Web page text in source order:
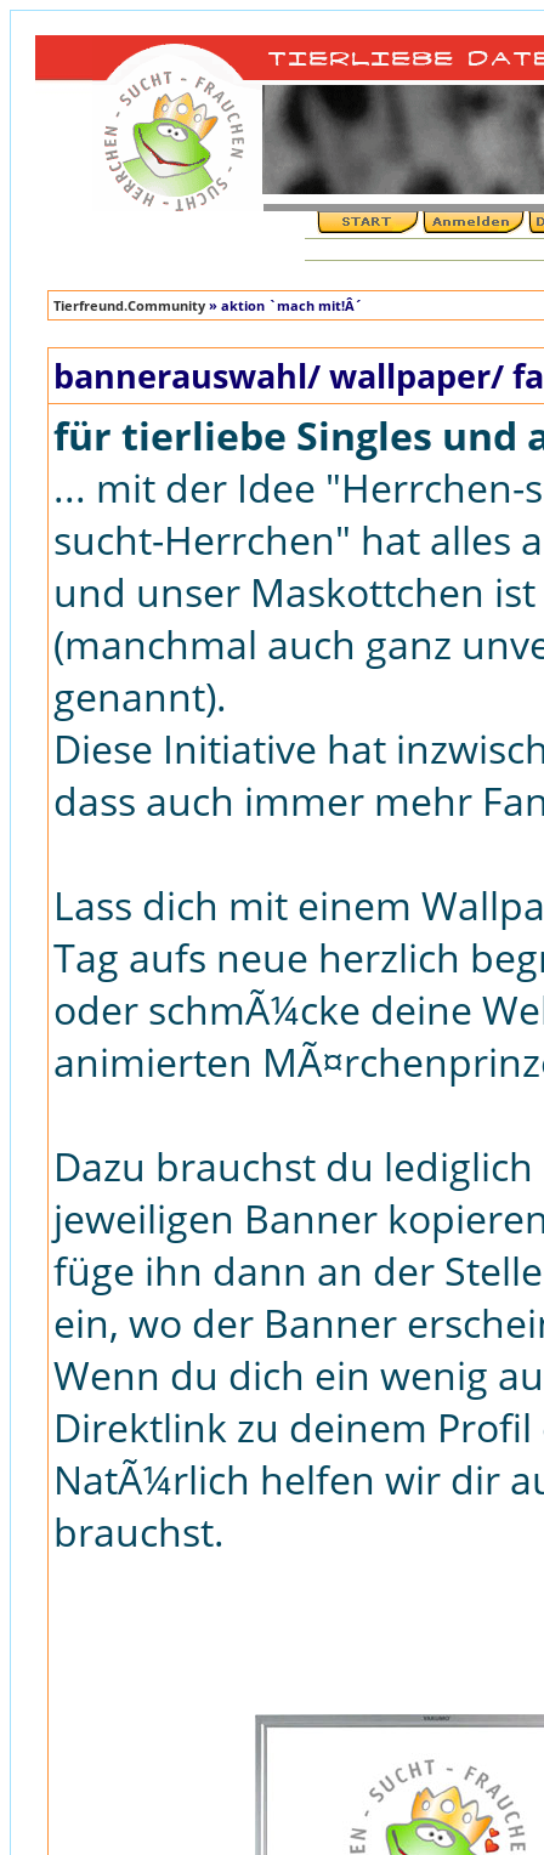
Tierfreund.Community » aktion `mach mit!Â´
bannerauswahl/ wallpaper/
für tierliebe Singles und
... mit der Idee "Herrchen-
sucht-Herrchen" hat alles
und unser Maskottchen
(manchmal auch ganz
genannt).
Diese Initiative hat
dass auch immer mehr
Lass dich mit einem
Tag aufs neue herzlich
oder schmÃ¼cke deine
animierten
Dazu brauchst du
jeweiligen Banner
füge ihn dann an der
ein, wo der Banner
Wenn du dich ein wenig
Direktlink zu deinem
NatÃ¼rlich helfen wir dir
brauchst.